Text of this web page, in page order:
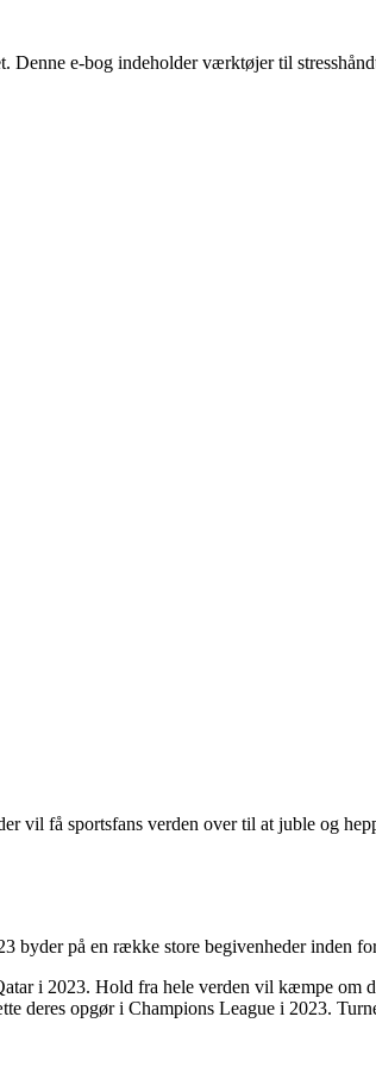
e-bog indeholder værktøjer til
vil få sportsfans verden over til at juble og
byder på en række store begivenheder inden
i 2023. Hold fra hele verden vil kæmpe om
deres opgør i Champions League i 2023.